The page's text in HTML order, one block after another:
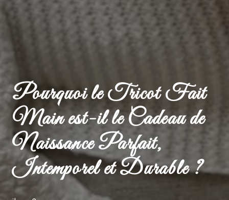
Pourquoi le Tricot Fait
Main est-il le Cadeau de
Naissance Parfait,
Intemporel et Durable ?